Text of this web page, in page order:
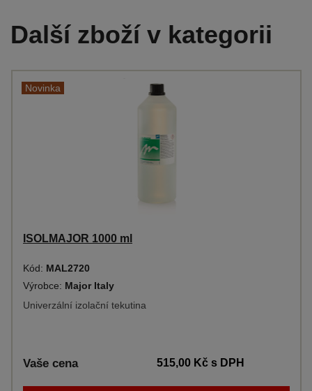
Další zboží v kategorii
Novinka
ISOLMAJOR 1000 ml
Kód: MAL2720
Výrobce: Major Italy
Univerzální izolační tekutina
Vaše cena 515,00 Kčs DPH